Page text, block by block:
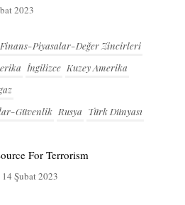
2023
Piyasalar-Değer Zincirleri
İngilizce Kuzey Amerika
Güvenlik Rusya Türk Dünyası
For Terrorism
14 Şubat 2023